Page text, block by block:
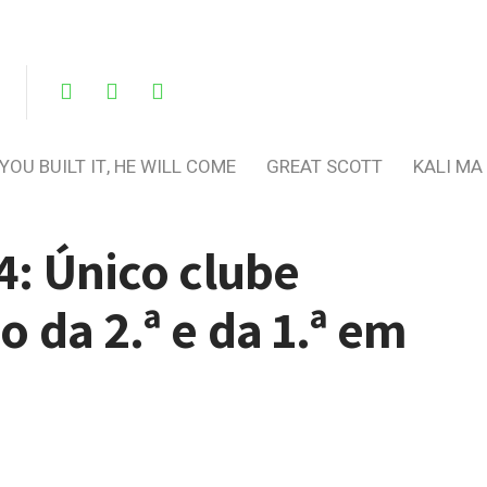
BUILT IT, HE WILL COME GREAT SCOTT KALI MA
Único clube
2.ª e da 1.ª em